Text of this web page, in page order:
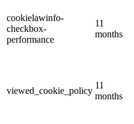
cookielawinfo-
checkbox-
performance
11
months
viewed_cookie_policy
11
months